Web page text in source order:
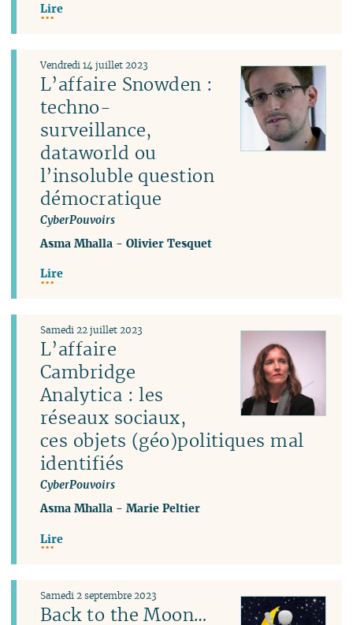
Lire
L’affaire Snowden :
techno-
surveillance,
dataworld ou
l’insoluble question
démocratique
CyberPouvoirs
Vendredi 14 juillet 2023
Asma Mhalla -Olivier Tesquet
Lire
L’affaire
Cambridge
Analytica : les
réseaux sociaux,
ces objets (géo)politiques mal
identifiés
CyberPouvoirs
Samedi 22 juillet 2023
Asma Mhalla -Marie Peltier
Lire
Back to the Moon…
Samedi 2 septembre 2023